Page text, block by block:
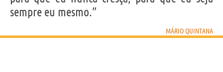
sempre eu mesmo.”
MÁRIO QUINTANA